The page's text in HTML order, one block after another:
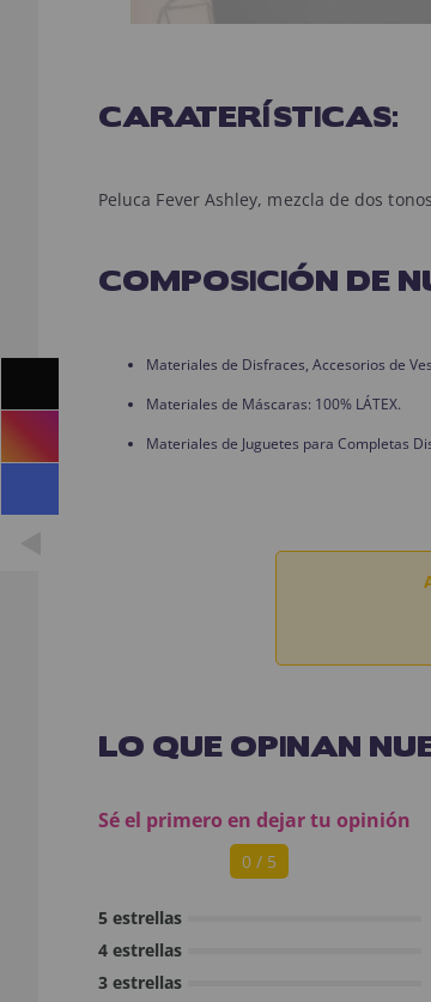
CARATERÍSTICAS:
Peluca Fever Ashley, mezcla de dos
COMPOSICIÓN DE
Materiales de Disfraces, Accesorios de
Materiales de Máscaras: 100% LÁTEX.
Materiales de Juguetes para Completas
LO QUE OPINAN
Sé el primero en dejar tu opinión
0 / 5
5 estrellas
4 estrellas
3 estrellas